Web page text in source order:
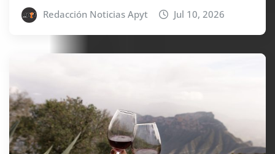
Redacción Noticias Apyt Jul 10, 2026